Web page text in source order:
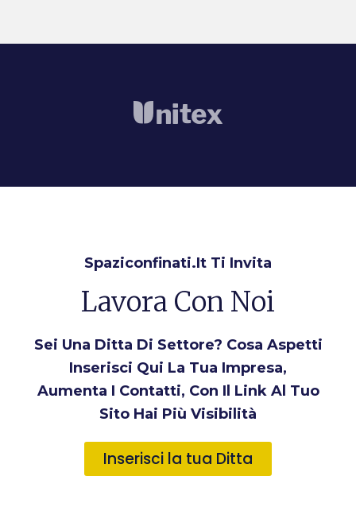
Spaziconfinati.it Ti Invita
Lavora Con Noi
Sei Una Ditta Di Settore? Cosa Aspetti
Inserisci Qui La Tua Impresa,
Aumenta I Contatti, Con Il Link Al Tuo
Sito Hai Più Visibilità
Inserisci la tua Ditta